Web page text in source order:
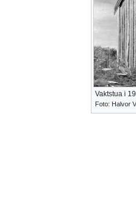
Vaktstua i
Foto: Halvor